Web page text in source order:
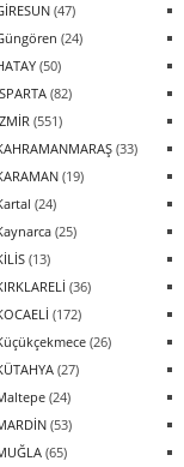
(47)
(24)
(50)
(82)
(551)
(33)
(19)
(24)
(25)
(13)
(36)
(172)
(26)
(27)
(24)
(53)
(65)